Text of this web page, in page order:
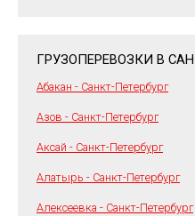
ГРУЗОПЕРЕВОЗКИ В
Абакан - Санкт-Петербург
Азов - Санкт-Петербург
Аксай - Санкт-Петербург
Алатырь - Санкт-Петербург
Алексеевка - Санкт-Петербург